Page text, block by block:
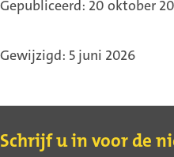
Gepubliceerd: 20 oktober
Gewijzigd: 5 juni 2026
Contact
Schrijf u in voor de